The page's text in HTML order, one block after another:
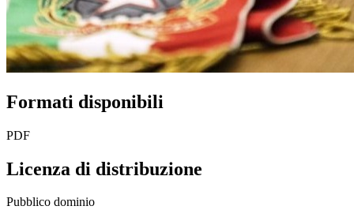
Formati disponibili
PDF
Licenza di distribuzione
Pubblico dominio